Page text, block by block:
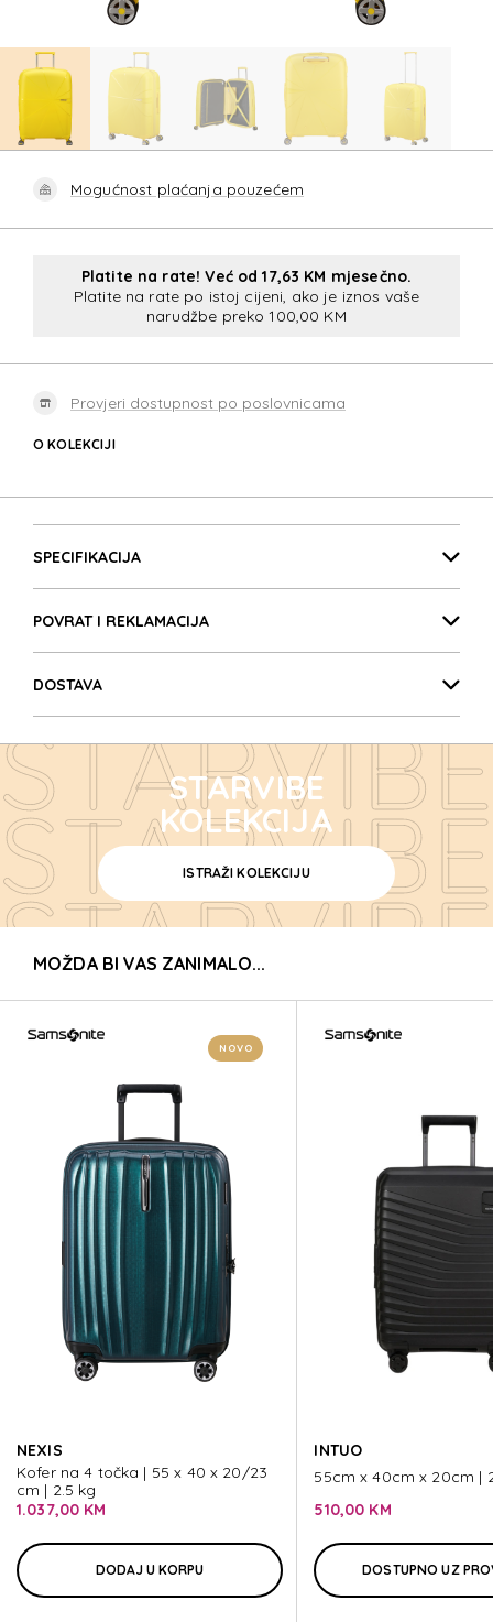
Mogućnost plaćanja pouzećem
Platite na rate! Već od 17,63 KM mjesečno.
Platite na rate po istoj cijeni, ako je iznos vaše
narudžbe preko 100,00 KM
Provjeri dostupnost po poslovnicama
O KOLEKCIJI
SPECIFIKACIJA
POVRAT I REKLAMACIJA
DOSTAVA
STARVIBE
STARVIBE
STARVIBE
STARVIBE
STARVIBE
STARVIBE
STARVIBE
STARVIBE
STARVIBE
STARVIBE
STARVIBE
STARVIBE
STARVIBE
STARVIBE
KOLEKCIJA
ISTRAŽI KOLEKCIJU
MOŽDA BI VAS ZANIMALO...
NOVO
NEXIS
Kofer na 4 točka | 55 x 40 x 20/23
cm | 2.5 kg
1.037,00 KM
DODAJ U KORPU
INTUO
55cm x 40cm x 20cm |
510,00 KM
DOSTUPNO UZ